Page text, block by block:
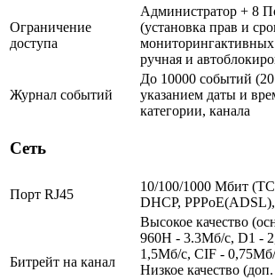
Ограничение
доступа
Администратор + 8
(установка прав и
мониторингактивных
ручная и
Журнал событий
До 10000 событий
указанием даты и
категории, канала
Сеть
Порт RJ45
10/100/1000 Мбит
DHCP,
Битрейт на канал
Высокое качество
960H - 3.3Мб/с, D1 -
1,5Мб/с, CIF -
Низкое качество